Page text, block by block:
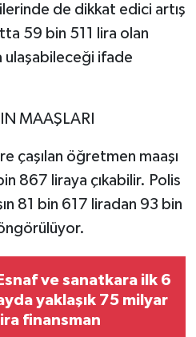
de dikkat edici artış
59 bin 511 lira olan
ulaşabileceği ifade
MAAŞLARI
çaşılan öğretmen maaşı
867 liraya çıkabilir. Polis
81 bin 617 liradan 93 bin
Esnaf ve sanatkara ilk 6
yaklaşık 75 milyar
lira finansman